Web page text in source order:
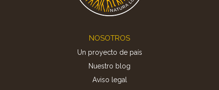
NOSOTROS
Un proyecto de país
Nuestro blog
Aviso legal